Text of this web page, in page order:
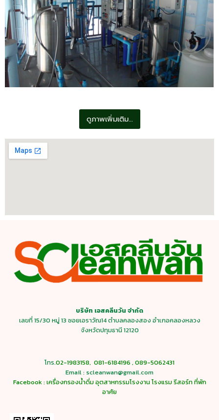
ดูภาพเพิ่มเติม...
บริษัท เอสคลีนวัน จำกัด
เลขที่ 15/30 หมู่ 13 ซอยเอราวัณ14 ตำบลคลองสอง อำเภอคลองหลวง
จังหวัดปทุมธานี 12120
โทร.02-1983158, 081-6184196 , 089-5062431
Email : scleanwan@gmail.com
Facebook : เครื่องกรองน้ำดี่ม อุตสาหกรรมโรงงาน โรงแรม รีสอร์ท ที่พัก
อาศัย